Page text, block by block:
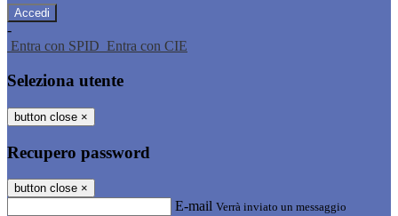
-
Entra con SPID Entra con CIE
Seleziona utente
button close ×
Recupero password
button close ×
E-mail Verrà inviato un messaggio